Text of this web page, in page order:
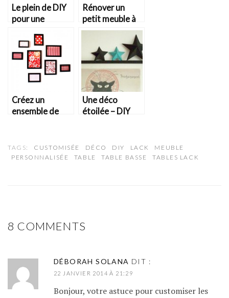
Le plein de DIY
pour une
d’enfant unique
Rénover un
petit meuble à
casier
Créez un
ensemble de
Une déco
étoilée – DIY
TAGS: CUSTOMISÉE DÉCO DIY LACK
MEUBLE
PERSONNALISÉE
TABLE TABLE BASSE TABLES LACK
8 COMMENTS
DÉBORAH SOLANA DIT :
22 JANVIER 2014 À 21:29
Bonjour, votre astuce pour customiser les